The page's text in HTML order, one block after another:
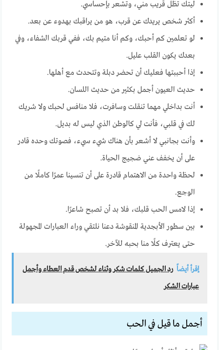
ليتك تظل قريب مني، وتشعر بإحساسي.
أكثر شخص يريدك عن قرب، هو من يراقبك بهدوء عن بعد.
لو تعلمين كم أحبك، وكم أنا متيم بك، ففي قربك الشفاء، وفي
بعدك يكون القلب عليل.
إذا أحببتها فعليك أن تحضر دبلة وتتحدث مع أهلها.
حديث العيون أجمل بكثير من حديث اللسان.
أنت بداخلي مهما تنقلت وسافرت، فلا منافس لحبك ولا شريك
لك في قلبي، فأنت لي كالوطن الذي ليس له بديل.
وأنت بجانبي لا أشعر بأن هناك شيء سيء، فصوتك وحده قادر
على أن يخفف عني ضجيج الحياة.
لحظة واحدة من الاهتمام قادرة على أن تنسينا عمرًا كاملًا من
الوجع.
إذا لامس الحب قلبك، فلا بد أن تصبح شاعرًا.
بين سطور الأبجدية المنقوشة دعنا نلتقي وراء العبارات المجهولة
حتى يعترف كلًا منا بحبه للآخر.
إقرأ أيضاً رد الجميل كلمات شكر وثناء لشخص قدم العطاء وأجمل
عبارات الشكر
أجمل ما قيل في الحب